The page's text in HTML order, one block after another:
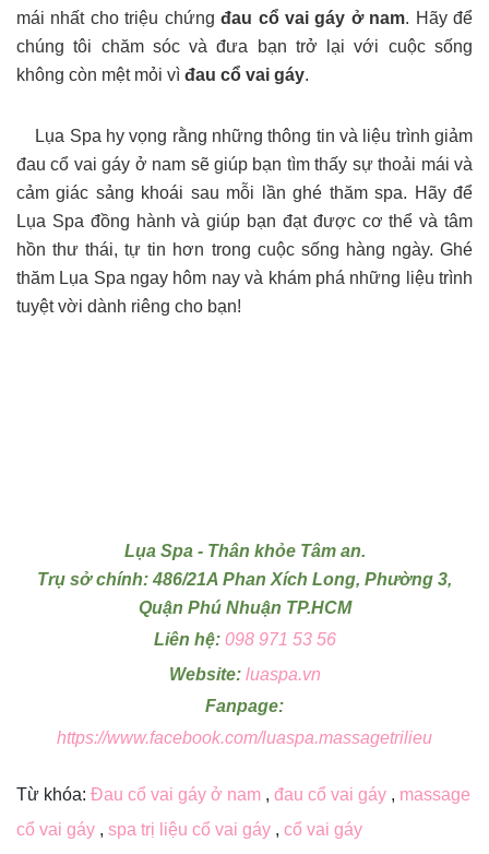
mái nhất cho triệu chứngđau cổ vai gáy ở nam. Hãy để
chúng tôi chăm sóc và đưa bạn trở lại với cuộc sống
không còn mệt mỏi vì đau cổ vai gáy.
Lụa Spa hy vọng rằng những thông tin và liệu trình giảm
đau cổ vai gáy ở nam sẽ giúp bạn tìm thấy sự thoải mái và
cảm giác sảng khoái sau mỗi lần ghé thăm spa. Hãy để
Lụa Spa đồng hành và giúp bạn đạt được cơ thể và tâm
hồn thư thái, tự tin hơn trong cuộc sống hàng ngày. Ghé
thăm Lụa Spa ngay hôm nay và khám phá những liệu trình
tuyệt vời dành riêng cho bạn!
Lụa Spa - Thân khỏe Tâm an.
Trụ sở chính: 486/21A Phan Xích Long, Phường 3,
Quận Phú Nhuận TP.HCM
Liên hệ: 098 971 53 56
Website: luaspa.vn
Fanpage:
https://www.facebook.com/luaspa.massagetrilieu
Từ khóa: Đau cổ vai gáy ở nam , đau cổ vai gáy , massage
cổ vai gáy , spa trị liệu cổ vai gáy , cổ vai gáy